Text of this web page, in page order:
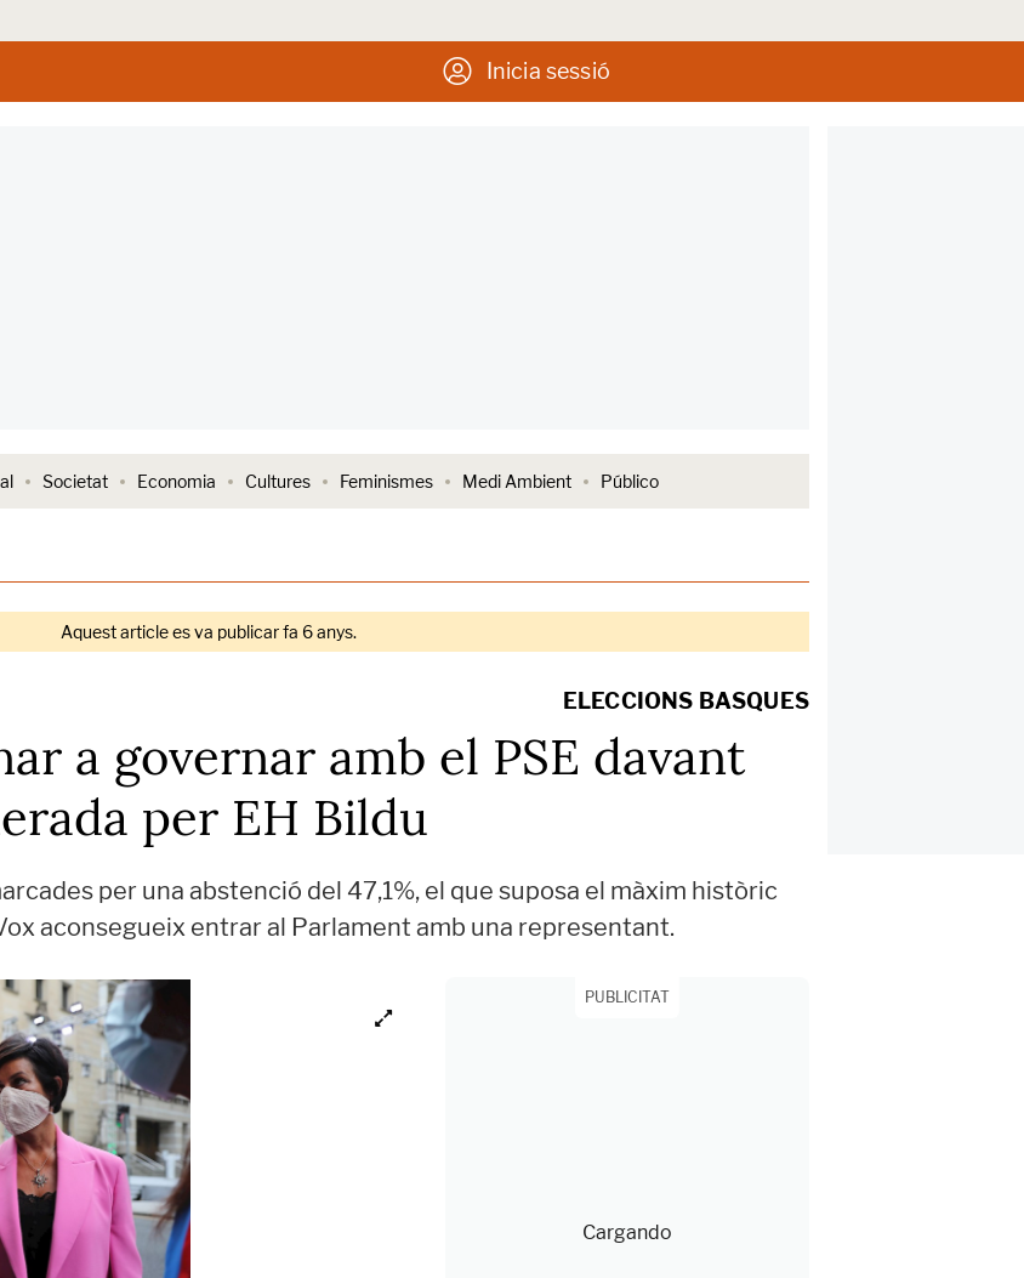
Inicia sessió
Societat Economia Cultures Feminismes Medi Ambient Público
Aquest article es va publicar fa 6 anys.
ELECCIONS BASQUES
a governar amb el PSE davant
per EH Bildu
per una abstenció del 47,1%, el que suposa el màxim històric
aconsegueix entrar al Parlament amb una representant.
PUBLICITAT